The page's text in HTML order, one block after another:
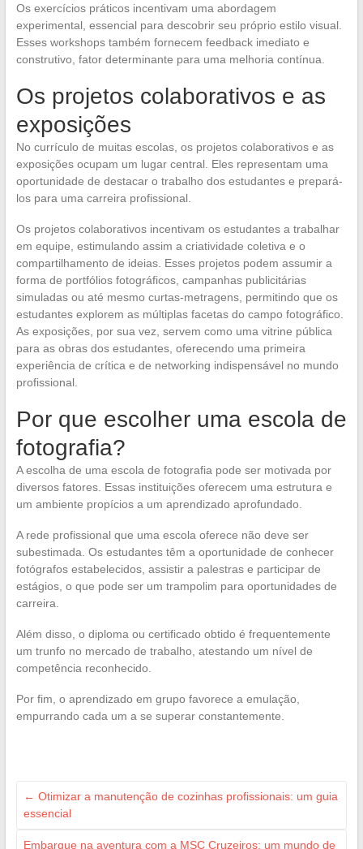
Os exercícios práticos incentivam uma abordagem
experimental, essencial para descobrir seu próprio estilo visual.
Esses workshops também fornecem feedback imediato e
construtivo, fator determinante para uma melhoria contínua.
Os projetos colaborativos e as
exposições
No currículo de muitas escolas, os projetos colaborativos e as
exposições ocupam um lugar central. Eles representam uma
oportunidade de destacar o trabalho dos estudantes e prepará-
los para uma carreira profissional.
Os projetos colaborativos incentivam os estudantes a trabalhar
em equipe, estimulando assim a criatividade coletiva e o
compartilhamento de ideias. Esses projetos podem assumir a
forma de portfólios fotográficos, campanhas publicitárias
simuladas ou até mesmo curtas-metragens, permitindo que os
estudantes explorem as múltiplas facetas do campo fotográfico.
As exposições, por sua vez, servem como uma vitrine pública
para as obras dos estudantes, oferecendo uma primeira
experiência de crítica e de networking indispensável no mundo
profissional.
Por que escolher uma escola de
fotografia?
A escolha de uma escola de fotografia pode ser motivada por
diversos fatores. Essas instituições oferecem uma estrutura e
um ambiente propícios a um aprendizado aprofundado.
A rede profissional que uma escola oferece não deve ser
subestimada. Os estudantes têm a oportunidade de conhecer
fotógrafos estabelecidos, assistir a palestras e participar de
estágios, o que pode ser um trampolim para oportunidades de
carreira.
Além disso, o diploma ou certificado obtido é frequentemente
um trunfo no mercado de trabalho, atestando um nível de
competência reconhecido.
Por fim, o aprendizado em grupo favorece a emulação,
empurrando cada um a se superar constantemente.
← Otimizar a manutenção de cozinhas profissionais: um guia
essencial
Embarque na aventura com a MSC Cruzeiros: um mundo de